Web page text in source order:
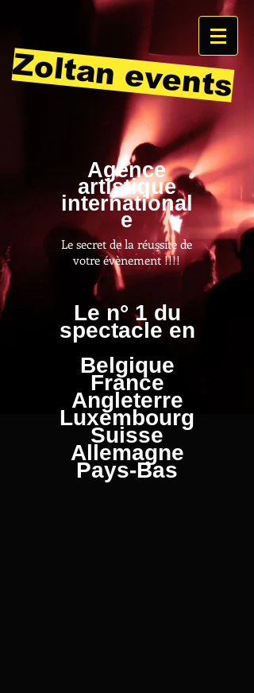
Zoltan events
Agence
artistique
international
e
Le secret de la réussite de
votre évènement !!!!
Le n° 1 du
spectacle en
Belgique
France
Angleterre
Luxembourg
Suisse
Allemagne
Pays-Bas